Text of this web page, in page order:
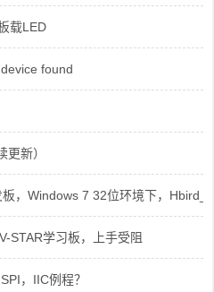
载LED
found
新）
板，Windows 7 32位环境下，
STAR学习板，上手受阻
，IIC例程？